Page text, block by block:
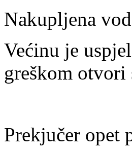
Nakupljena
Većinu je
greškom
Prekjučer opet